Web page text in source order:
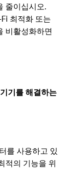
줄이십시오.
최적화 또는
비활성화하면
기를 해결하는
를 사용하고 있
적의 기능을 위